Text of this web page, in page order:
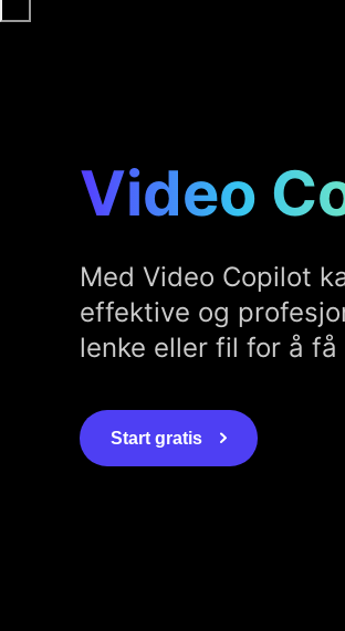
Video
Med Video Copilot
effektive og
lenke eller fil for å
Start gratis